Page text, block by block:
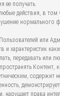
ее получать.
действия, в том
нормального
или
и характеристик
передавать или
Контент,
содержит
нарушает права